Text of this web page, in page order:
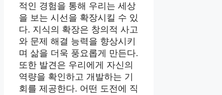
적인 경험을 통해 우리는 세상
을 보는 시선을 확장시킬 수 있
다. 지식의 확장은 창의적 사고
와 문제 해결 능력을 향상시키
며 삶을 더욱 풍요롭게 만든다.
또한 발견은 우리에게 자신의
역량을 확인하고 개발하는 기
회를 제공한다. 어떤 도전에 직